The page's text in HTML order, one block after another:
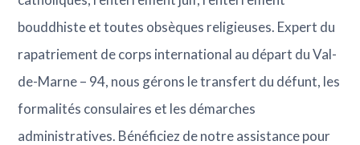
bouddhiste et toutes obsèques religieuses. Expert du
rapatriement de corps international au départ du Val-
de-Marne – 94, nous gérons le transfert du défunt, les
formalités consulaires et les démarches
administratives. Bénéficiez de notre assistance pour